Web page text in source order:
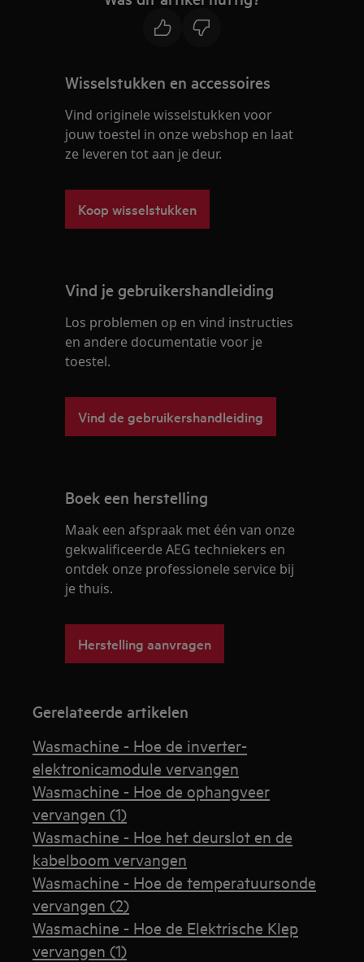
Wisselstukken en accessoires
Vind originele wisselstukken voor
jouw toestel in onze webshop en laat
ze leveren tot aan je deur.
Koop wisselstukken
Vind je gebruikershandleiding
Los problemen op en vind instructies
en andere documentatie voor je
toestel.
Vind de gebruikershandleiding
Boek een herstelling
Maak een afspraak met één van onze
gekwalificeerde AEG techniekers en
ontdek onze professionele service bij
je thuis.
Herstelling aanvragen
Gerelateerde artikelen
Wasmachine - Hoe de inverter-
elektronicamodule vervangen
Wasmachine - Hoe de ophangveer
vervangen (1)
Wasmachine - Hoe het deurslot en de
kabelboom vervangen
Wasmachine - Hoe de temperatuursonde
vervangen (2)
Wasmachine - Hoe de Elektrische Klep
vervangen (1)